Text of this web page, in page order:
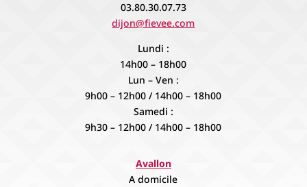
03.80.30.07.73
dijon@fievee.com
Lundi :
14h00 – 18h00
Lun – Ven :
9h00 – 12h00 / 14h00 – 18h00
Samedi :
9h30 – 12h00 / 14h00 – 18h00
Avallon
A domicile